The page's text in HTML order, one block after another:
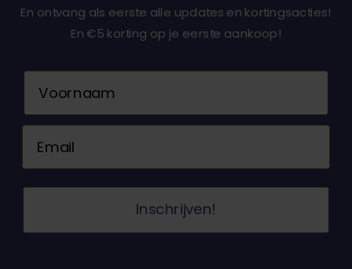
About dochorse.com
Customerservice
Contact us
© 2026 Dochorse. All Rights Reserved. Design &
Accent Interactive
En ontvang als eerste alle updates en kortingsacties!
En €5 korting op je eerste aankoop!
Inschrijven!